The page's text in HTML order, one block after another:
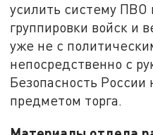
усилить систему ПВО
группировки войск и
уже не с
непосредственно с
Безопасность
предметом торга.